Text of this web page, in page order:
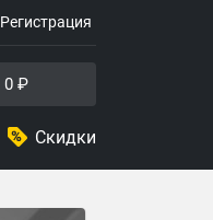
Регистрация
0 ₽
Скидки